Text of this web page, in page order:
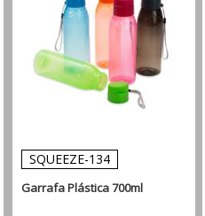
SQUEEZE-134
Garrafa Plástica 700ml